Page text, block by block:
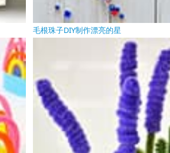
毛根珠子DIY制作漂亮的星